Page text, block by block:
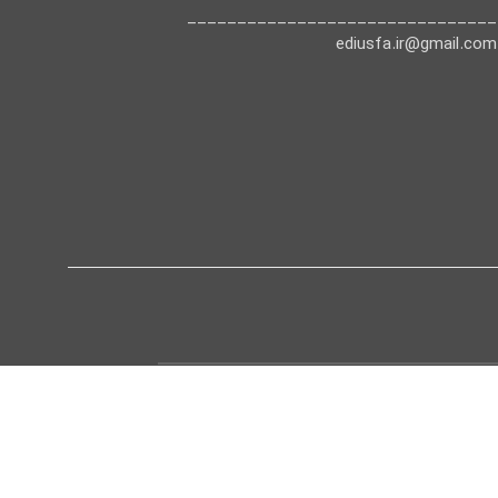
_______________________________
ediusfa.ir@gmail.com